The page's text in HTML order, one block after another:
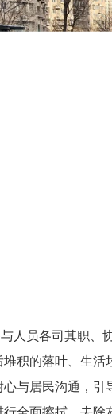
人员各司其职、
积的落叶、生
与居民沟通，